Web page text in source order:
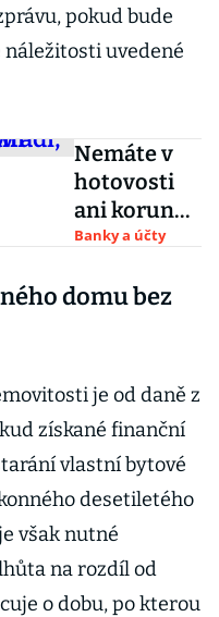
pokud bude
náležitosti uvedené
Nemáte v
hotovosti
ani korunu?
České
kolik si
šuplíku pro
případ
blackoutu
Banky a účty
domu bez
je od daně z
získané finanční
vlastní bytové
desetiletého
však nutné
na rozdíl od
o dobu, po kterou